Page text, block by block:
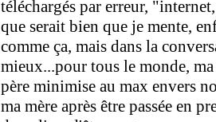
téléchargés par erreur,
que serait bien que je mente,
comme ça, mais dans la
mieux...pour tous le monde,
père minimise au max envers
ma mère après être passée en